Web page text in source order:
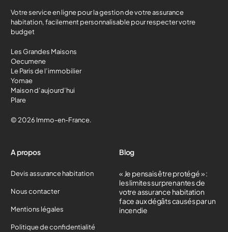
Votre service en ligne pour la gestion de votre assurance
habitation, facilement personnalisable pour respecter votre
budget
Les Grandes Maisons
Oecumene
Le Paris de l’immobilier
Yomae
Maison d’aujourd’hui
Plare
© 2026 Immo-en-France.
A propos
Devis assurance habitation
Nous contacter
Mentions légales
Politique de confidentialité
Blog
« Je pensais être protégé » :
les limites surprenantes de
votre assurance habitation
face aux dégâts causés par un
incendie